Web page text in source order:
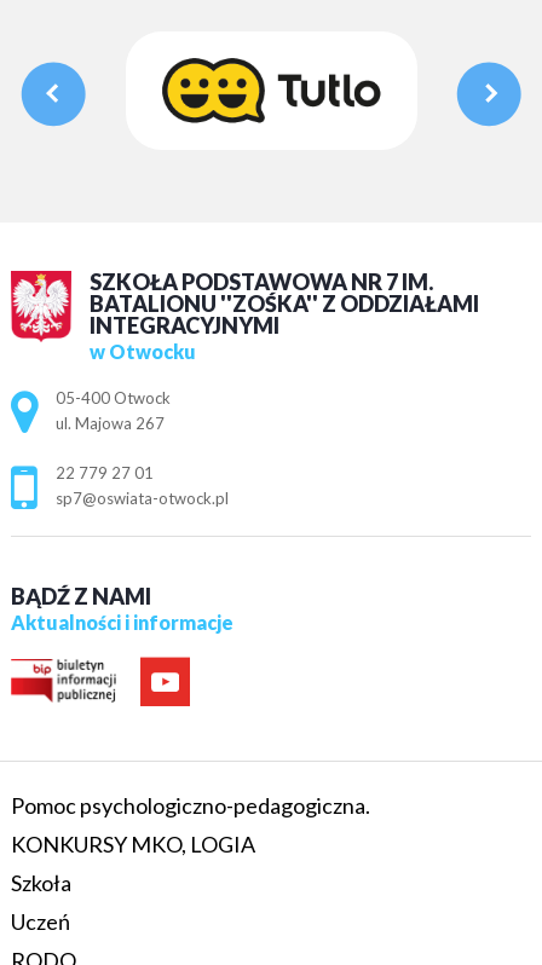
SZKOŁA PODSTAWOWA NR 7 IM.
BATALIONU ''ZOŚKA'' Z ODDZIAŁAMI
INTEGRACYJNYMI
w Otwocku
Adres pocztowy:
05-400 Otwock
ul. Majowa 267
22 779 27 01
sp7@oswiata-otwock.pl
BĄDŹ Z NAMI
Aktualności i informacje
Pomoc psychologiczno-pedagogiczna.
KONKURSY MKO, LOGIA
Szkoła
Uczeń